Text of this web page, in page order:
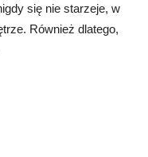
się nie starzeje, w
Również dlatego,